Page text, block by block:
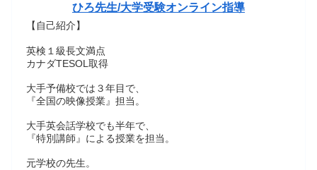
ひろ先生/大学受験オンライン指導
【自己紹介】
英検１級長文満点
カナダTESOL取得
大手予備校では３年目で、
『全国の映像授業』担当。
大手英会話学校でも半年で、
『特別講師』による授業を担当。
元学校の先生。